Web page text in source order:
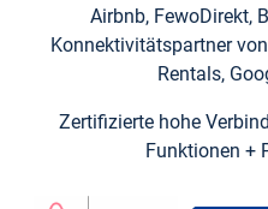
Airbnb, FewoDirekt,
Konnektivitätspartner
Rentals,
Zertifizierte hohe
Funktionen +